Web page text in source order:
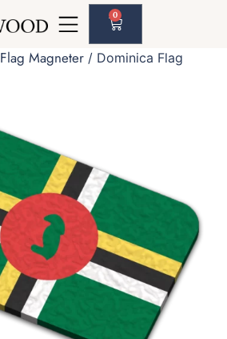
0
Flag Magneter / Dominica Flag